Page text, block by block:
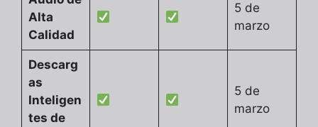
Alta
Calidad
5 de
marzo
Descarg
as
Inteligen
tes de
5 de
marzo